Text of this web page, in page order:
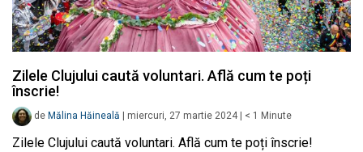
Zilele Clujului caută voluntari. Află cum te poți
înscrie!
de Mălina Hăineală miercuri, 27 martie 2024 < 1 Minute
Zilele Clujului caută voluntari. Află cum te poți înscrie!